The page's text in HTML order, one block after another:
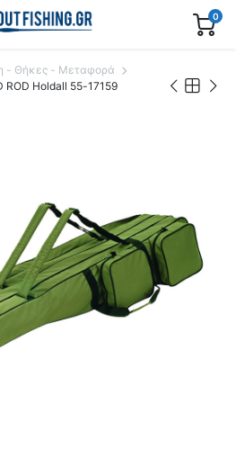
0
- Θήκες - Μεταφορά
ROD Holdall 55-17159